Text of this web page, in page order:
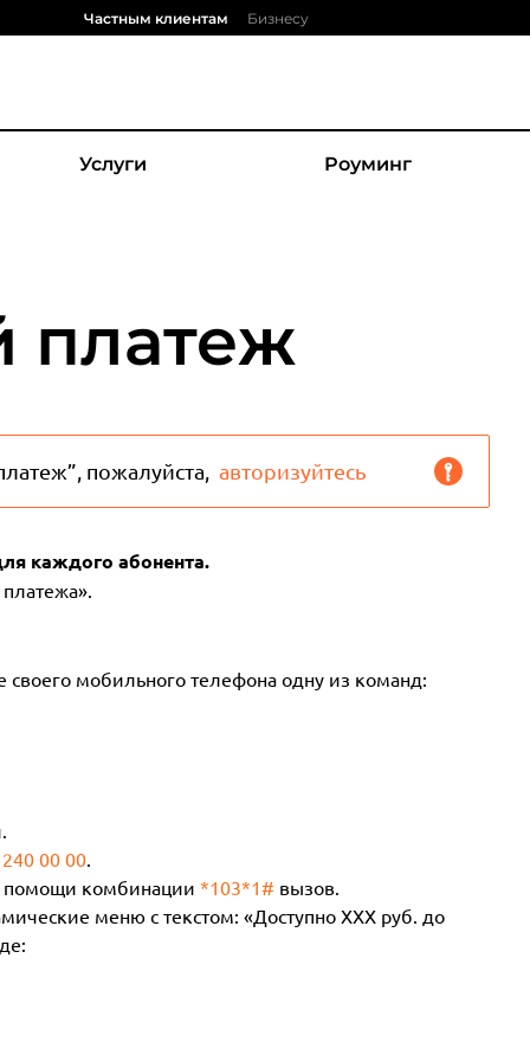
Частным клиентам Бизнесу
Услуги Роуминг
платеж
пожалуйста, авторизуйтесь
каждого абонента.
мобильного телефона одну из команд:
00 00.
помощи комбинации *103*1# вызов.
меню с текстом: «Доступно ХХХ руб. до